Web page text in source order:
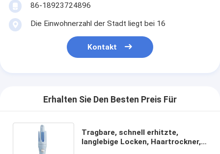
86-18923724896
Die Einwohnerzahl der Stadt liegt bei 16
Kontakt
Erhalten Sie Den Besten Preis Für
Tragbare, schnell erhitzte,
langlebige Locken, Haartrockner,